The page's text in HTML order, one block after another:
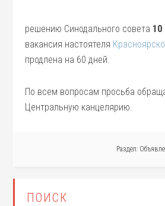
решению Синодального совета 10
вакансия настоятеля
продлена на 60 дней.
По всем вопросам просьба
Центральную канцелярию.
Раздел:
ПОИСК